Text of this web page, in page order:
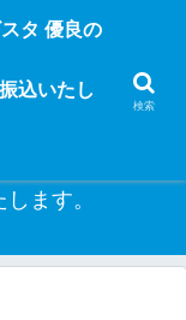
在籍確認なしで借りれる
人ならブラックでも給料
ら安心！
優良の即日融資
ます。
タ 優良の
込いたし
検索